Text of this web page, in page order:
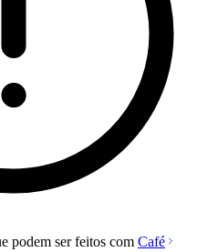
podem ser feitos com Café